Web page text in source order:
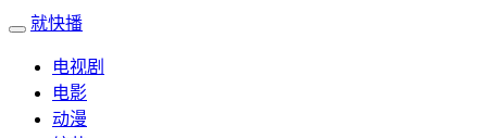
就快播
电视剧
电影
动漫